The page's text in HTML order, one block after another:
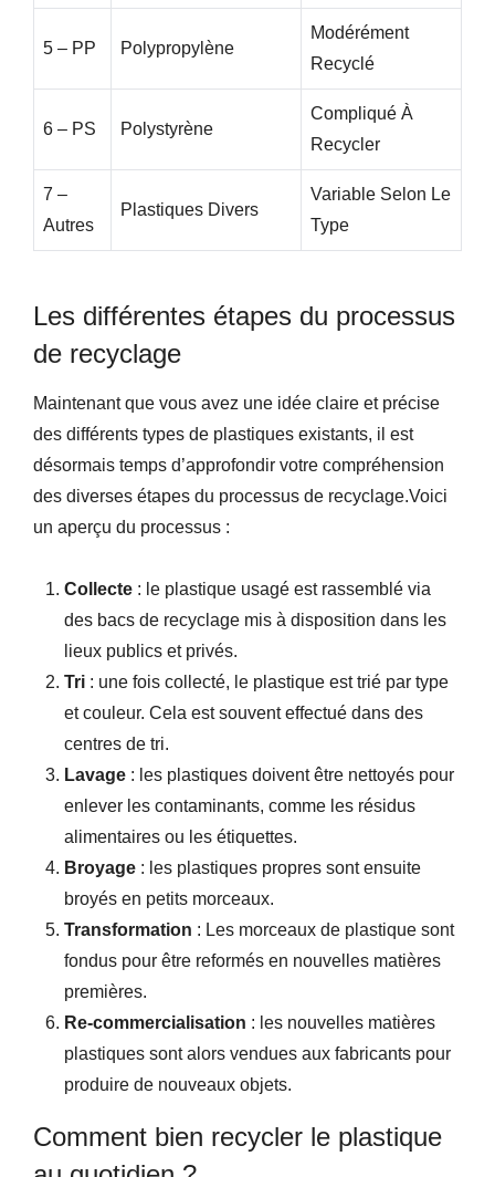
5 – PP Polypropylène
Modérément
Recyclé
6 – PS Polystyrène
Compliqué À
Recycler
7 –
Autres
Plastiques Divers
Variable Selon Le
Type
Les différentes étapes du processus
de recyclage
Maintenant que vous avez une idée claire et précise
des différents types de plastiques existants, il est
désormais temps d’approfondir votre compréhension
des diverses étapes du processus de recyclage.Voici
un aperçu du processus :
Collecte : le plastique usagé est rassemblé via
des bacs de recyclage mis à disposition dans les
lieux publics et privés.
Tri : une fois collecté, le plastique est trié par type
et couleur. Cela est souvent effectué dans des
centres de tri.
Lavage : les plastiques doivent être nettoyés pour
enlever les contaminants, comme les résidus
alimentaires ou les étiquettes.
Broyage : les plastiques propres sont ensuite
broyés en petits morceaux.
Transformation : Les morceaux de plastique sont
fondus pour être reformés en nouvelles matières
premières.
Re-commercialisation : les nouvelles matières
plastiques sont alors vendues aux fabricants pour
produire de nouveaux objets.
Comment bien recycler le plastique